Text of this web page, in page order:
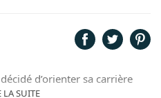
LA SUITE
d’orienter sa carrière
de la rédaction. Trouvant son